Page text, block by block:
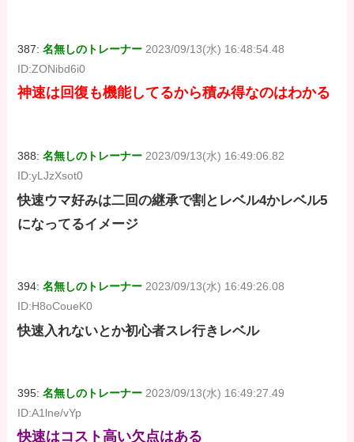
387:名無しのトレーナー 2023/09/13(水) 16:48:54.48
ID:ZONibd6i0
神速は回復も機能してるから積み得なのはわかる
388:名無しのトレーナー 2023/09/13(水) 16:49:06.82
ID:yLJzXsot0
快速ウマ好みは二回の継承で割とレベル4かレベル5
になってるイメージ
394:名無しのトレーナー 2023/09/13(水) 16:49:26.08
ID:H8oCoueK0
快速入れないとか初心者スレ行きレベル
395:名無しのトレーナー 2023/09/13(水) 16:49:27.49
ID:A1lne/vYp
快速はコスト高い欠点はある